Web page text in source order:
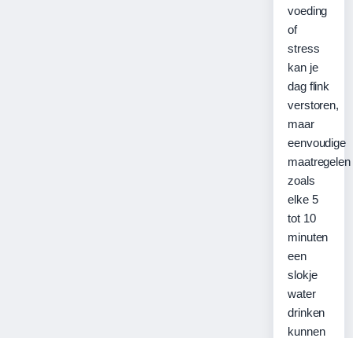
voeding
of
stress
kan je
dag flink
verstoren,
maar
eenvoudige
maatregelen
zoals
elke 5
tot 10
minuten
een
slokje
water
drinken
kunnen